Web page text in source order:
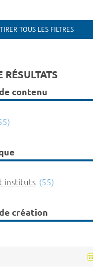
TOUS LES FILTRES
RÉSULTATS
contenu
instituts (55)
création